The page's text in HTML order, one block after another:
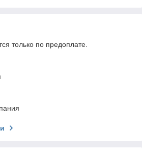
только по предоплате.